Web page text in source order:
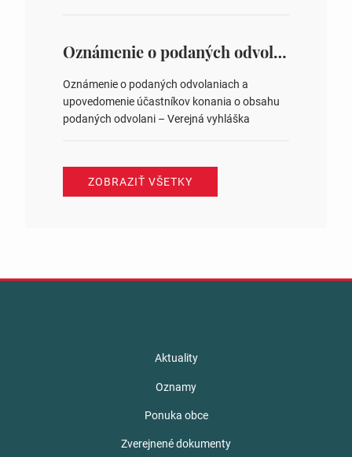
ysledky.html
Oznámenie o podaných odvolaniach a upovedomenie účastníkov konania o obsahu podaných odvolani – Verejná vyhláška
Oznámenie o podaných odvolaniach a
upovedomenie účastníkov konania o obsahu
podaných odvolani – Verejná vyhláška
ZOBRAZIŤ VŠETKY
Aktuality
Oznamy
Ponuka obce
Zverejnené dokumenty